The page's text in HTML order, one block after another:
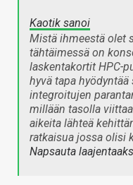
Kaotik sanoi
Mistä ihmeestä olet
tähtäimessä on
laskentakortit HPC-
hyvä tapa
integroitujen
millään tasolla
aikeita lähteä
ratkaisua jossa olisi
Napsauta